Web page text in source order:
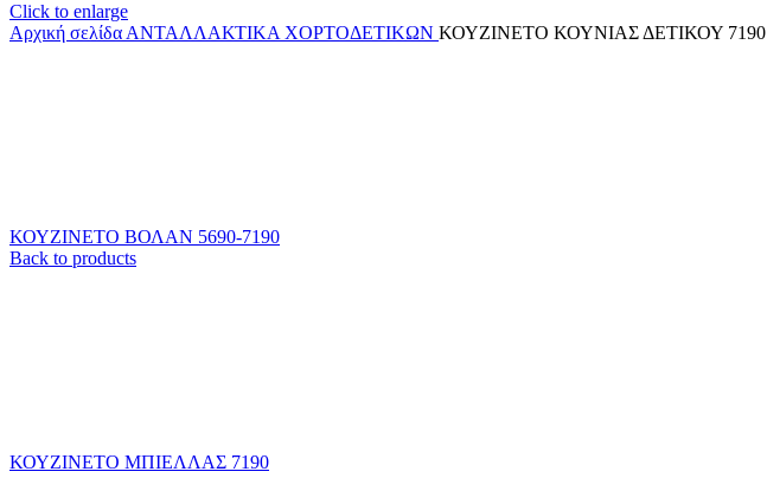
Click to enlarge
Αρχική σελίδα ΑΝΤΑΛΛΑΚΤΙΚΑ ΧΟΡΤΟΔΕΤΙΚΩΝ ΚΟΥΖΙΝΕΤΟ ΚΟΥΝΙΑΣ ΔΕΤΙΚΟΥ 7190
ΚΟΥΖΙΝΕΤΟ ΒΟΛΑΝ 5690-7190
Back to products
ΚΟΥΖΙΝΕΤΟ ΜΠΙΕΛΛΑΣ 7190